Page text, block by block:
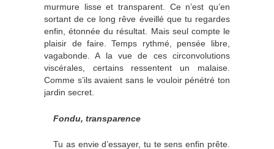
murmure lisse et transparent. Ce n’est qu’en
sortant de ce long rêve éveillé que tu regardes
enfin, étonnée du résultat. Mais seul compte le
plaisir de faire. Temps rythmé, pensée libre,
vagabonde. A la vue de ces circonvolutions
viscérales, certains ressentent un malaise.
Comme s’ils avaient sans le vouloir pénétré ton
jardin secret.
Fondu, transparence
Tu as envie d’essayer, tu te sens enfin prête.